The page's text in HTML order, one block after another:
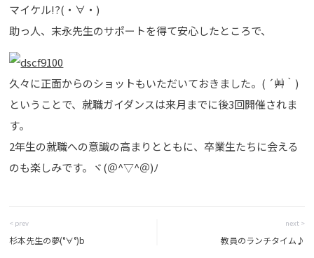
マイケル!?(・∀・)
助っ人、末永先生のサポートを得て安心したところで、
久々に正面からのショットもいただいておきました。( ´艸｀)
ということで、就職ガイダンスは来月までに後3回開催されま
す。
2年生の就職への意識の高まりとともに、卒業生たちに会える
のも楽しみです。ヾ(＠^▽^＠)ﾉ
< prev
杉本先生の夢(°∀°)b
next >
教員のランチタイム♪